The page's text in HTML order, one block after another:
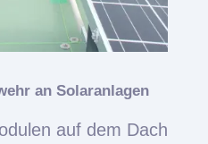
an Solaranlagen
auf dem Dach